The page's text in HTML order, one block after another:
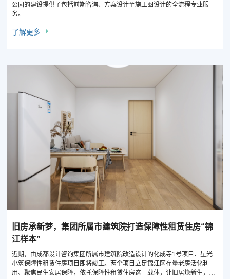
公园的建设提供了包括前期咨询、方案设计至施工图设计的全流程专业服
务。
了解更多
旧房承新梦，集团所属市建筑院打造保障性租赁住房“锦
江样本”
近期，由成都设计咨询集团所属市建筑院改造设计的化成寺1号项目、星光
小筑保障性租赁住房项目即将竣工。两个项目立足锦江区存量老房活化利
用、聚焦民生安居保障，依托保障性租赁住房这一载体，让旧居焕新生，旧